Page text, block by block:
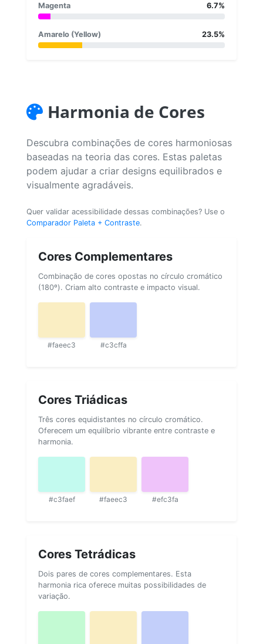
Magenta 6.7%
Amarelo (Yellow) 23.5%
Harmonia de Cores
Descubra combinações de cores harmoniosas
baseadas na teoria das cores. Estas paletas
podem ajudar a criar designs equilibrados e
visualmente agradáveis.
Quer validar acessibilidade dessas combinações? Use o
Comparador Paleta + Contraste.
Cores Complementares
Combinação de cores opostas no círculo cromático
(180º). Criam alto contraste e impacto visual.
#faeec3 #c3cffa
Cores Triádicas
Três cores equidistantes no círculo cromático.
Oferecem um equilíbrio vibrante entre contraste e
harmonia.
#c3faef #faeec3 #efc3fa
Cores Tetrádicas
Dois pares de cores complementares. Esta
harmonia rica oferece muitas possibilidades de
variação.